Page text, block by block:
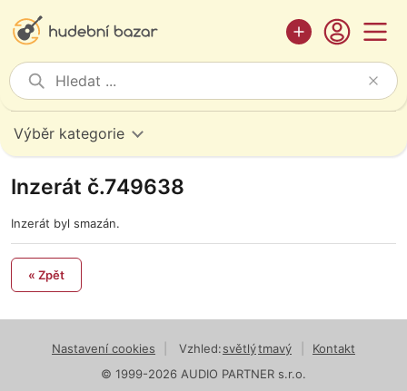
Výběr kategorie
Inzerát č.749638
Inzerát byl smazán.
« Zpět
Nastavení cookies Vzhled:světlýtmavý
Kontakt
© 1999-2026 AUDIO PARTNER s.r.o.